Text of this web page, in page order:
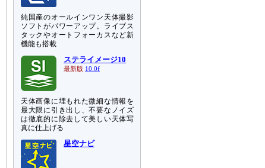
純国産のオールインワン天体撮影
ソフトがパワーアップ。ライブス
タックやオートフォーカスなど新
機能も搭載
ステライメージ10
最新版 10.0f
天体画像に埋もれた微細な情報を
最大限に引き出し、不要なノイズ
は徹底的に除去して美しい天体写
真に仕上げる
星空ナビ